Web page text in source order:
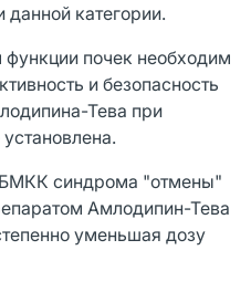
категории.
почек необходим
и безопасность
Тева при
БМКК синдрома "отмены"
Амлодипин-Тева
уменьшая дозу